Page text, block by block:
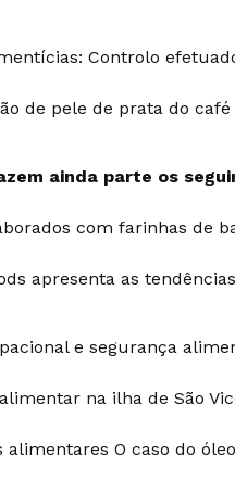
Controlo
de pele de prata do
ainda parte os
com farinhas de
apresenta as
e segurança
na ilha de São
alimentares O caso do